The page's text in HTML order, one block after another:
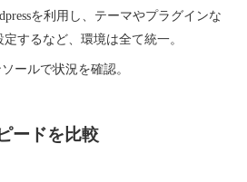
詳細を見る
1151 ドメイン年齢
を利用し、テーマやプラグインな
するなど、環境は全て統一。
ールで状況を確認。
ードを比較